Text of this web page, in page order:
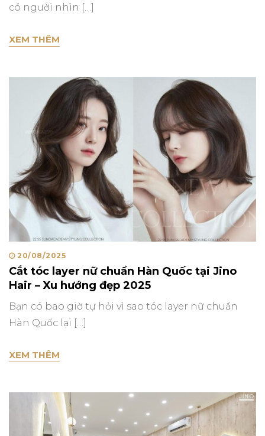
có người nhìn […]
XEM THÊM
Posted
on
20/08/2025
Cắt tóc layer nữ chuẩn Hàn Quốc tại Jino
Hair – Xu hướng đẹp 2025
Bạn có bao giờ tự hỏi vì sao tóc layer nữ chuẩn
Hàn Quốc lại […]
XEM THÊM